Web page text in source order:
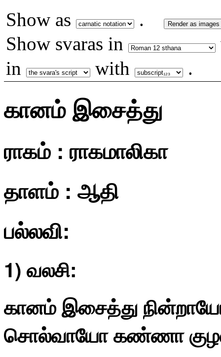
Show as . Render as images
Show svaras in
in
with .
கானம் இசைத்து
ராகம் : ராகமாலிகா
தாளம் : ஆதி
பல்லவி:
1) வலசி:
கானம் இசைத்து
சொல்வாயோ கண்ணா